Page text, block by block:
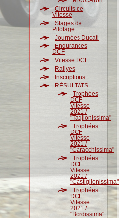
Circuits de
Vitesse
Stages de
Pilotage
Journées Ducati
Endurances
DCF
Vitesse DCF
Rallyes
Inscriptions
RÉSULTATS
Trophées
DCF
Vitesse
2021 /
"Taglionissima"
Trophées
DCF
Vitesse
2021 /
"Caracchissima"
Trophées
DCF
Vitesse
2021 /
"Castiglionissima"
Trophées
DCF
Vitesse
2021 /
"Bordissima"